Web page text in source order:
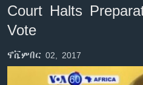
ዋናው
ይዘት
እለፍ
ወደ
ዋናው
ቪዲዮ
ክምችት
Court Halts
Vote
ኖቬምበር 02, 2017